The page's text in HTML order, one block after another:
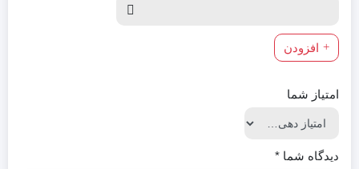
افزودن
امتیاز شما
دیدگاه شما *